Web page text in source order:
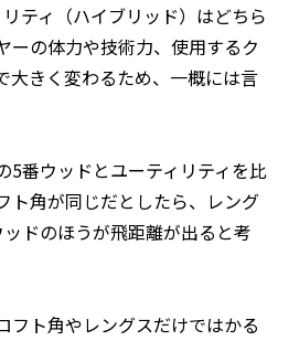
ティ（ハイブリッド）はどちら
の体力や技術力、使用するク
大きく変わるため、一概には言
5番ウッドとユーティリティを比
ト角が同じだとしたら、レング
ドのほうが飛距離が出ると考
フト角やレングスだけではかる